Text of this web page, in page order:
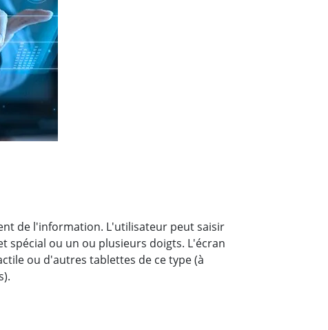
Ordinateurs embarqués marine
Acier inoxydable
Panneau PC en acier inoxydable
de l'information. L'utilisateur peut saisir
ou un ou plusieurs doigts. L'écran
ou d'autres tablettes de ce type (à